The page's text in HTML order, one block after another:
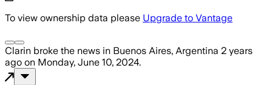
To view ownership data please Upgrade to Vantage
Clarin broke the news in Buenos Aires, Argentina 2 years
ago on Monday, June 10, 2024.